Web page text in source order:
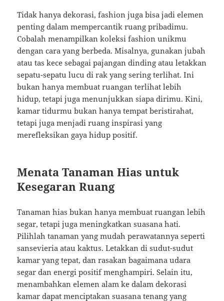
Tidak hanya dekorasi, fashion juga bisa jadi elemen
penting dalam mempercantik ruang pribadimu.
Cobalah menampilkan koleksi fashion unikmu
dengan cara yang berbeda. Misalnya, gunakan jubah
atau tas kece sebagai pajangan dinding atau letakkan
sepatu-sepatu lucu di rak yang sering terlihat. Ini
bukan hanya membuat ruangan terlihat lebih
hidup, tetapi juga menunjukkan siapa dirimu. Kini,
kamar tidurmu bukan hanya tempat beristirahat,
tetapi juga menjadi ruang inspirasi yang
merefleksikan gaya hidup positif.
Menata Tanaman Hias untuk
Kesegaran Ruang
Tanaman hias bukan hanya membuat ruangan lebih
segar, tetapi juga meningkatkan suasana hati.
Pilihlah tanaman yang mudah perawatannya seperti
sansevieria atau kaktus. Letakkan di sudut-sudut
kamar yang tepat, dan rasakan bagaimana udara
segar dan energi positif menghampiri. Selain itu,
menambahkan elemen alam ke dalam dekorasi
kamar dapat menciptakan suasana tenang yang